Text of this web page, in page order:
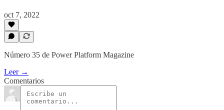
oct 7, 2022
Número 35 de Power Platform Magazine
Leer →
Comentarios